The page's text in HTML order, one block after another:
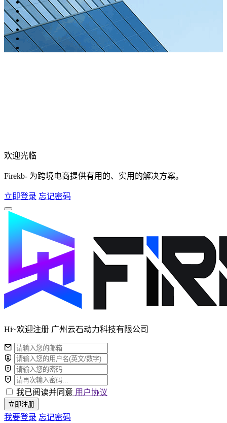
欢迎光临
Firekb- 为跨境电商提供有用的、实用的解决方案。
立即登录 忘记密码
Hi~欢迎注册 广州云石动力科技有限公司
我已阅读并同意 用户协议
立即注册
我要登录 忘记密码